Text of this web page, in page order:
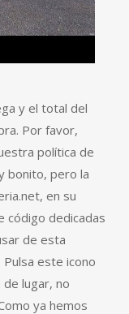
y el total del
Por favor,
política de
bonito, pero la
en su
código dedicadas
de esta
este icono
lugar, no
ya hemos